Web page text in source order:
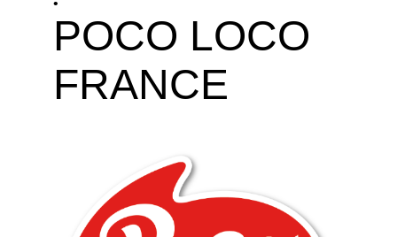
POCO LOCO
FRANCE